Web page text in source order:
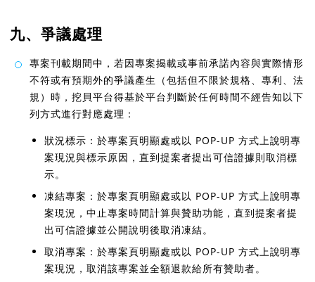
九、爭議處理
專案刊載期間中，若因專案揭載或事前承諾內容與實際情形
不符或有預期外的爭議產生（包括但不限於規格、專利、法
規）時，挖貝平台得基於平台判斷於任何時間不經告知以下
列方式進行對應處理：
狀況標示：於專案頁明顯處或以 POP-UP 方式上說明專
案現況與標示原因，直到提案者提出可信證據則取消標
示。
凍結專案：於專案頁明顯處或以 POP-UP 方式上說明專
案現況，中止專案時間計算與贊助功能，直到提案者提
出可信證據並公開說明後取消凍結。
取消專案：於專案頁明顯處或以 POP-UP 方式上說明專
案現況，取消該專案並全額退款給所有贊助者。